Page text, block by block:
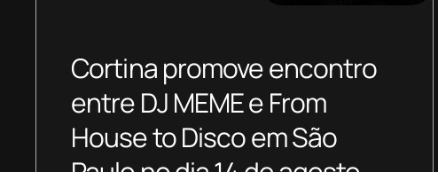
Cortina promove encontro
entre DJ MEME e From
House to Disco em São